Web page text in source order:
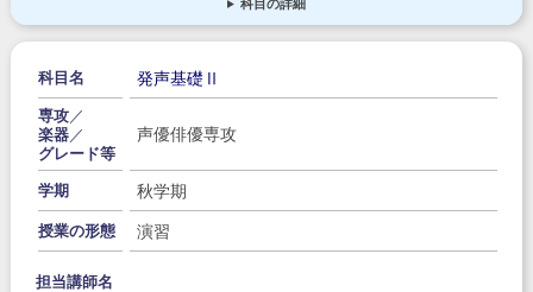
科目の詳細
科目名 発声基礎Ⅱ
専攻／
楽器／
グレード等
声優俳優専攻
学期 秋学期
授業の形態 演習
担当講師名